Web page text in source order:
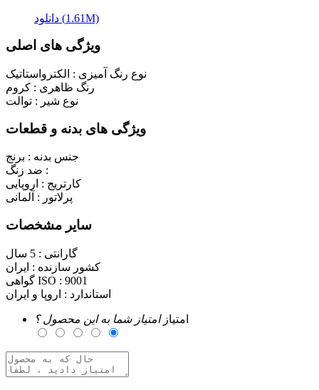
دانلود (1.61M)
ویژگی های اصلی
نوع رنگ آمیزی : الکترواستاتیک
رنگ ظاهری : کروم
نوع شیر : توالت
ویژگی های بدنه و قطعات
جنس بدنه : برنج
ضد زنگ :
کارتریج : اروپایی
پرلاتور : آلمانی
سایر مشخصات
گارانتی : 5 سال
کشور سازنده : ایران
گواهی ISO : 9001
استاندارد : اروپا و ایران
امتیازامتیاز شما به این محصول ؟